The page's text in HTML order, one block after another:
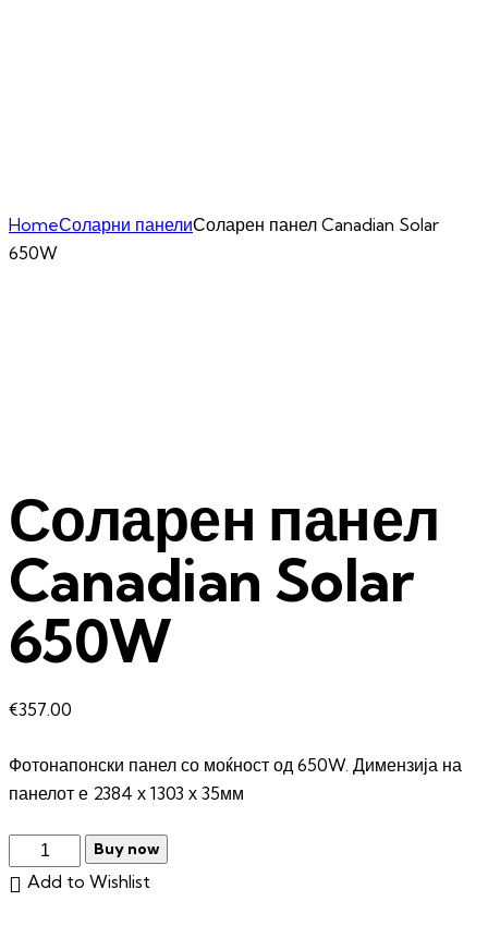
HomeСоларни панелиСоларен панел Canadian Solar
650W
Соларен панел
Canadian Solar
650W
€357.00
Фотонапонски панел со моќност од 650W. Димензија на
панелот е 2384 х 1303 х 35мм
Buy now
Add to Wishlist